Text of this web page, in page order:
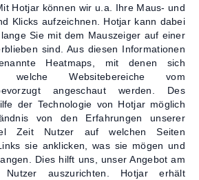
Hotjar können wir u.a. Ihre Maus- und
Klicks aufzeichnen. Hotjar kann dabei
Sie mit dem Mauszeiger auf einer
sind. Aus diesen Informationen
Heatmaps, mit denen sich
welche Websitebereiche vom
angeschaut werden. Des
der Technologie von Hotjar möglich
von den Erfahrungen unserer
Zeit Nutzer auf welchen Seiten
sie anklicken, was sie mögen und
Dies hilft uns, unser Angebot am
Nutzer auszurichten. Hotjar erhält